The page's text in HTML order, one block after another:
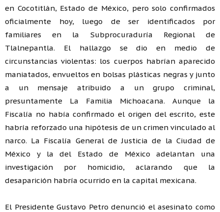
en Cocotitlán, Estado de México, pero solo confirmados
oficialmente hoy, luego de ser identificados por
familiares en la Subprocuraduría Regional de
Tlalnepantla. El hallazgo se dio en medio de
circunstancias violentas: los cuerpos habrían aparecido
maniatados, envueltos en bolsas plásticas negras y junto
a un mensaje atribuido a un grupo criminal,
presuntamente La Familia Michoacana. Aunque la
Fiscalía no había confirmado el origen del escrito, este
habría reforzado una hipótesis de un crimen vinculado al
narco. La Fiscalía General de Justicia de la Ciudad de
México y la del Estado de México adelantan una
investigación por homicidio, aclarando que la
desaparición habría ocurrido en la capital mexicana.
El Presidente Gustavo Petro denunció el asesinato como